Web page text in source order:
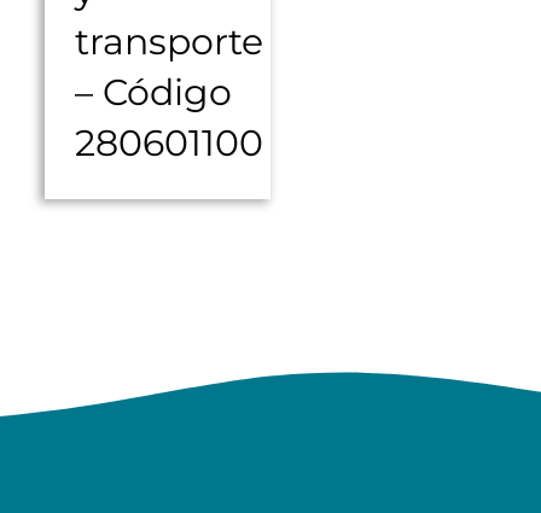
transporte
– Código
280601100